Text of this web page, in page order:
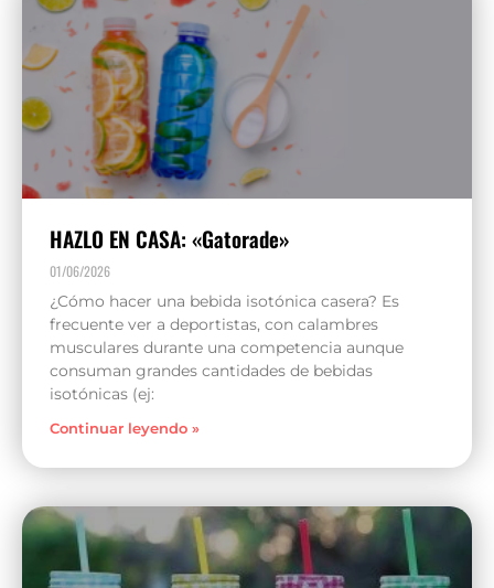
HAZLO EN CASA: «Gatorade»
01/06/2026
¿Cómo hacer una bebida isotónica casera? Es
frecuente ver a deportistas, con calambres
musculares durante una competencia aunque
consuman grandes cantidades de bebidas
isotónicas (ej:
Continuar leyendo »